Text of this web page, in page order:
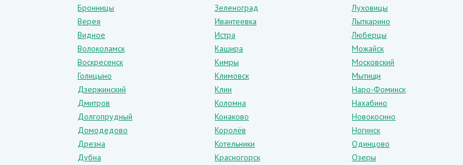
Упаковка:Гофрокартон
Бронницы
Верея
Видное
Волоколамск
Воскресенск
Голицыно
Дзержинский
Дмитров
Долгопрудный
Домодедово
Дрезна
Дубна
Зеленоград
Ивантеевка
Истра
Кашира
Кимры
Климовск
Клин
Коломна
Конаково
Королёв
Котельники
Красногорск
Луховицы
Лыткарино
Люберцы
Можайск
Московский
Мытищи
Наро-Фоминск
Нахабино
Новокосино
Ногинск
Одинцово
Озеры